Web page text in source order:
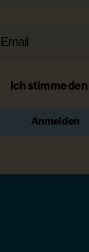
Hinweis
Ich stimme den
Anmelden